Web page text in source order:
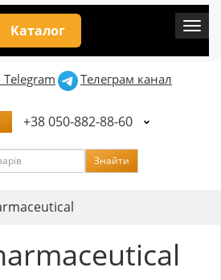
Каталог
Телеграм канал
+38 050-882-88-60
Пошук Знайти